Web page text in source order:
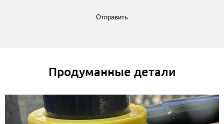
Отправить
Продуманные детали